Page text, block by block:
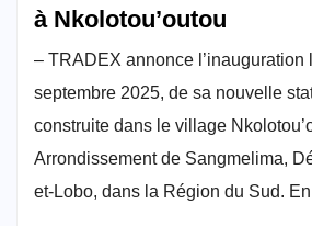
à Nkolotou’outou
– TRADEX annonce l’inauguration
septembre 2025, de sa nouvelle
construite dans le village
Arrondissement de Sangmelima,
et-Lobo, dans la Région du Sud.